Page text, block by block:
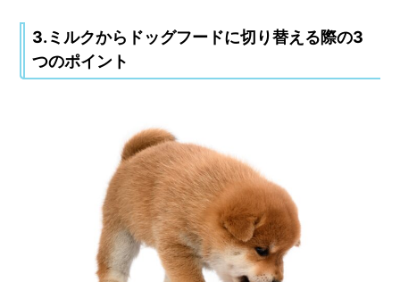
3.ミルクからドッグフードに切り替える際の3
つのポイント